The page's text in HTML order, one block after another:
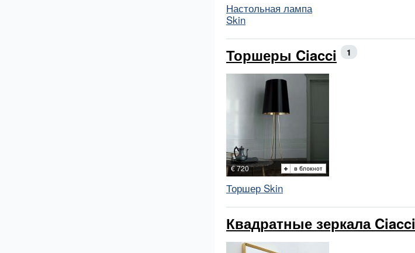
Настольная лампа
Skin
Торшеры Ciacci 1
€ 720
Торшер Skin
Квадратные зеркала Ciacci